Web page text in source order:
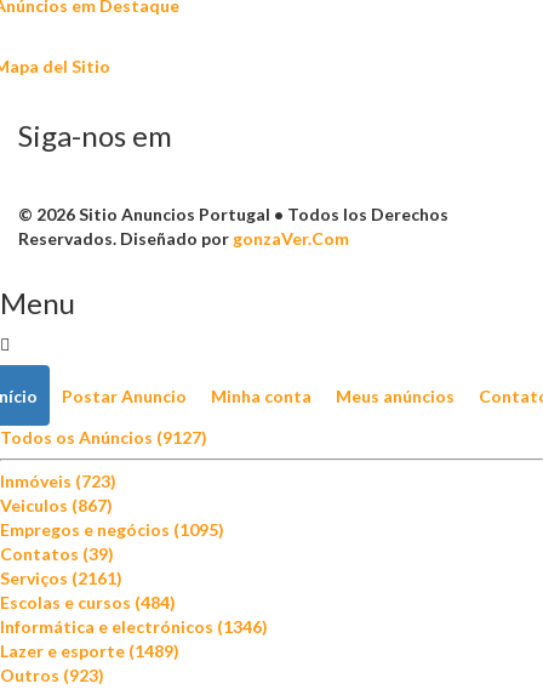
em Destaque
del Sitio
Siga-nos em
© 2026 Sitio Anuncios Portugal • Todos los Derechos
Reservados. Diseñado por gonzaVer.Com
Menu
Postar Anuncio Minha conta Meus anúncios
Todos os Anúncios (9127)
Inmóveis (723)
Veiculos (867)
Empregos e negócios (1095)
Contatos (39)
Serviços (2161)
Escolas e cursos (484)
Informática e electrónicos (1346)
Lazer e esporte (1489)
Outros (923)